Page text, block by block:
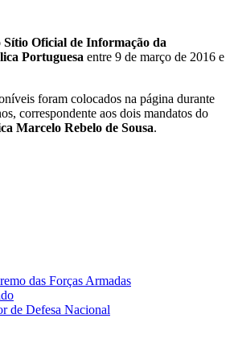
Oficial de Informação da
Portuguesa entre 9 de março de 2016 e
foram colocados na página durante
correspondente aos dois mandatos do
Marcelo Rebelo de Sousa.
das Forças Armadas
de Defesa Nacional